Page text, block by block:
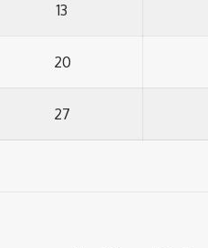
13
20
27